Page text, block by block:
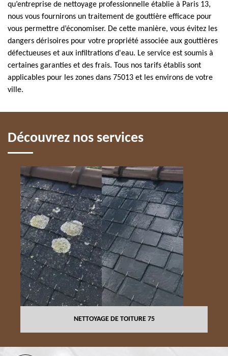
qu’entreprise de nettoyage professionnelle établie à Paris 13,
nous vous fournirons un traitement de gouttière efficace pour
vous permettre d’économiser. De cette manière, vous évitez les
dangers dérisoires pour votre propriété associée aux gouttières
défectueuses et aux infiltrations d'eau. Le service est soumis à
certaines garanties et des frais. Tous nos tarifs établis sont
applicables pour les zones dans 75013 et les environs de votre
ville.
Découvrez nos services
NETTOYAGE DE TOITURE 75